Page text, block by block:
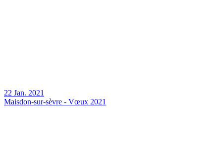
22 Jan. 2021
Maisdon-sur-sèvre - Vœux 2021